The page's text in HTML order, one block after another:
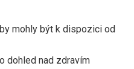
mohly být k dispozici od
dohled nad zdravím